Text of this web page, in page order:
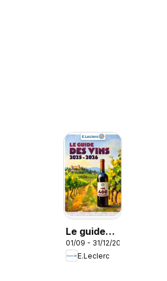
Le guide
des vins
01/09 - 31/12/2026
E.Leclerc